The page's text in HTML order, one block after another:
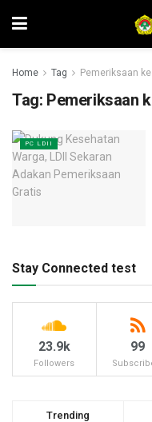
Home Tag Pemeriksaan
Tag: Pemeriksaan
PC LDII
Stay Connected test
23.9k
Followers
99
Trending